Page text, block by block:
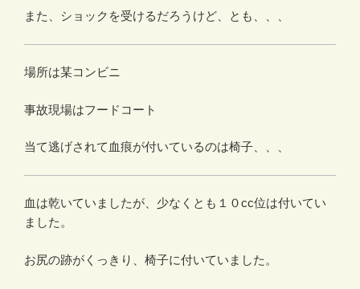
また、ショックを受けるだろうけど、とも、、、
場所は某コンビニ
事故現場はフードコート
当て逃げされて血痕が付いているのは椅子、、、
血は乾いていましたが、少なくとも１０cc位は付いてい
ました。
お尻の跡がくっきり、椅子に付いていました。